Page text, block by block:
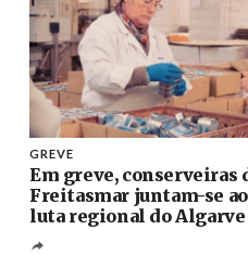
GREVE
Em greve, conserveiras
Freitasmar juntam-se
luta regional do Algarve